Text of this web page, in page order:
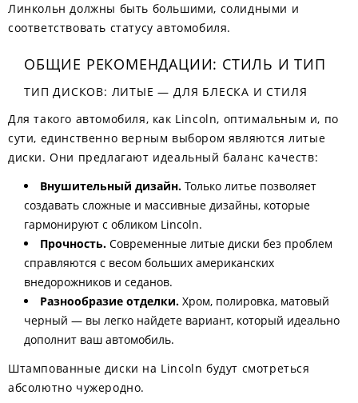
Линкольн должны быть большими, солидными и
соответствовать статусу автомобиля.
ОБЩИЕ РЕКОМЕНДАЦИИ: СТИЛЬ И ТИП
ТИП ДИСКОВ: ЛИТЫЕ — ДЛЯ БЛЕСКА И СТИЛЯ
Для такого автомобиля, как Lincoln, оптимальным и, по
сути, единственно верным выбором являются литые
диски. Они предлагают идеальный баланс качеств:
Внушительный дизайн. Только литье позволяет
создавать сложные и массивные дизайны, которые
гармонируют с обликом Lincoln.
Прочность. Современные литые диски без проблем
справляются с весом больших американских
внедорожников и седанов.
Разнообразие отделки. Хром, полировка, матовый
черный — вы легко найдете вариант, который идеально
дополнит ваш автомобиль.
Штампованные диски на Lincoln будут смотреться
абсолютно чужеродно.